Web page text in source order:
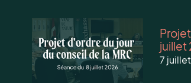
juillet
7